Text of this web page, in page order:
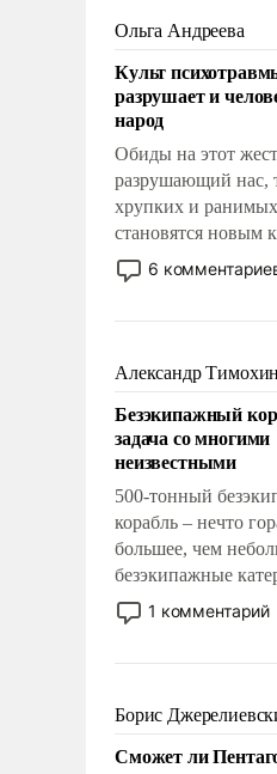
Ольга Андреева
Культ
разрушает и
народ
Обиды на этот
разрушающий нас,
хрупких и
становятся новым
постепенно
отменяя
мужественным и
ударами судьбы,
ответственность,
слабым, идти
адаптироваться.
6
Александр Тимохин
Безэкипажный
задача со многими
неизвестными
500-тонный
корабль – нечто
большее, чем
безэкипажные
применение
стало
сложна и
и ее реализация
поднимет наши
возможности.
1 комментарий
Борис
Сможет ли